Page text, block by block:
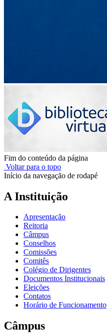
Fim do conteúdo da página
Voltar para o topo
Início da navegação de rodapé
A Instituição
Apresentação
Reitoria
Câmpus
Conselhos
Comissões
Comitês
Colégio de Dirigentes
Documentos Institucionais
Eleições
Contatos
Horário de Funcionamento
Câmpus